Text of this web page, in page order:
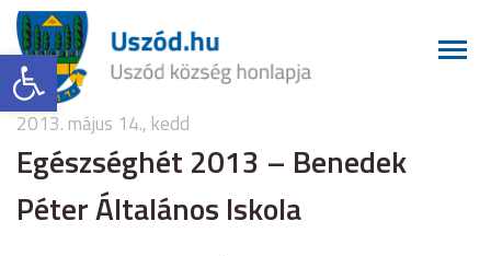
Eszköztár megnyitása
2013. május 14., kedd
Egészséghét 2013 – Benedek
Péter Általános Iskola